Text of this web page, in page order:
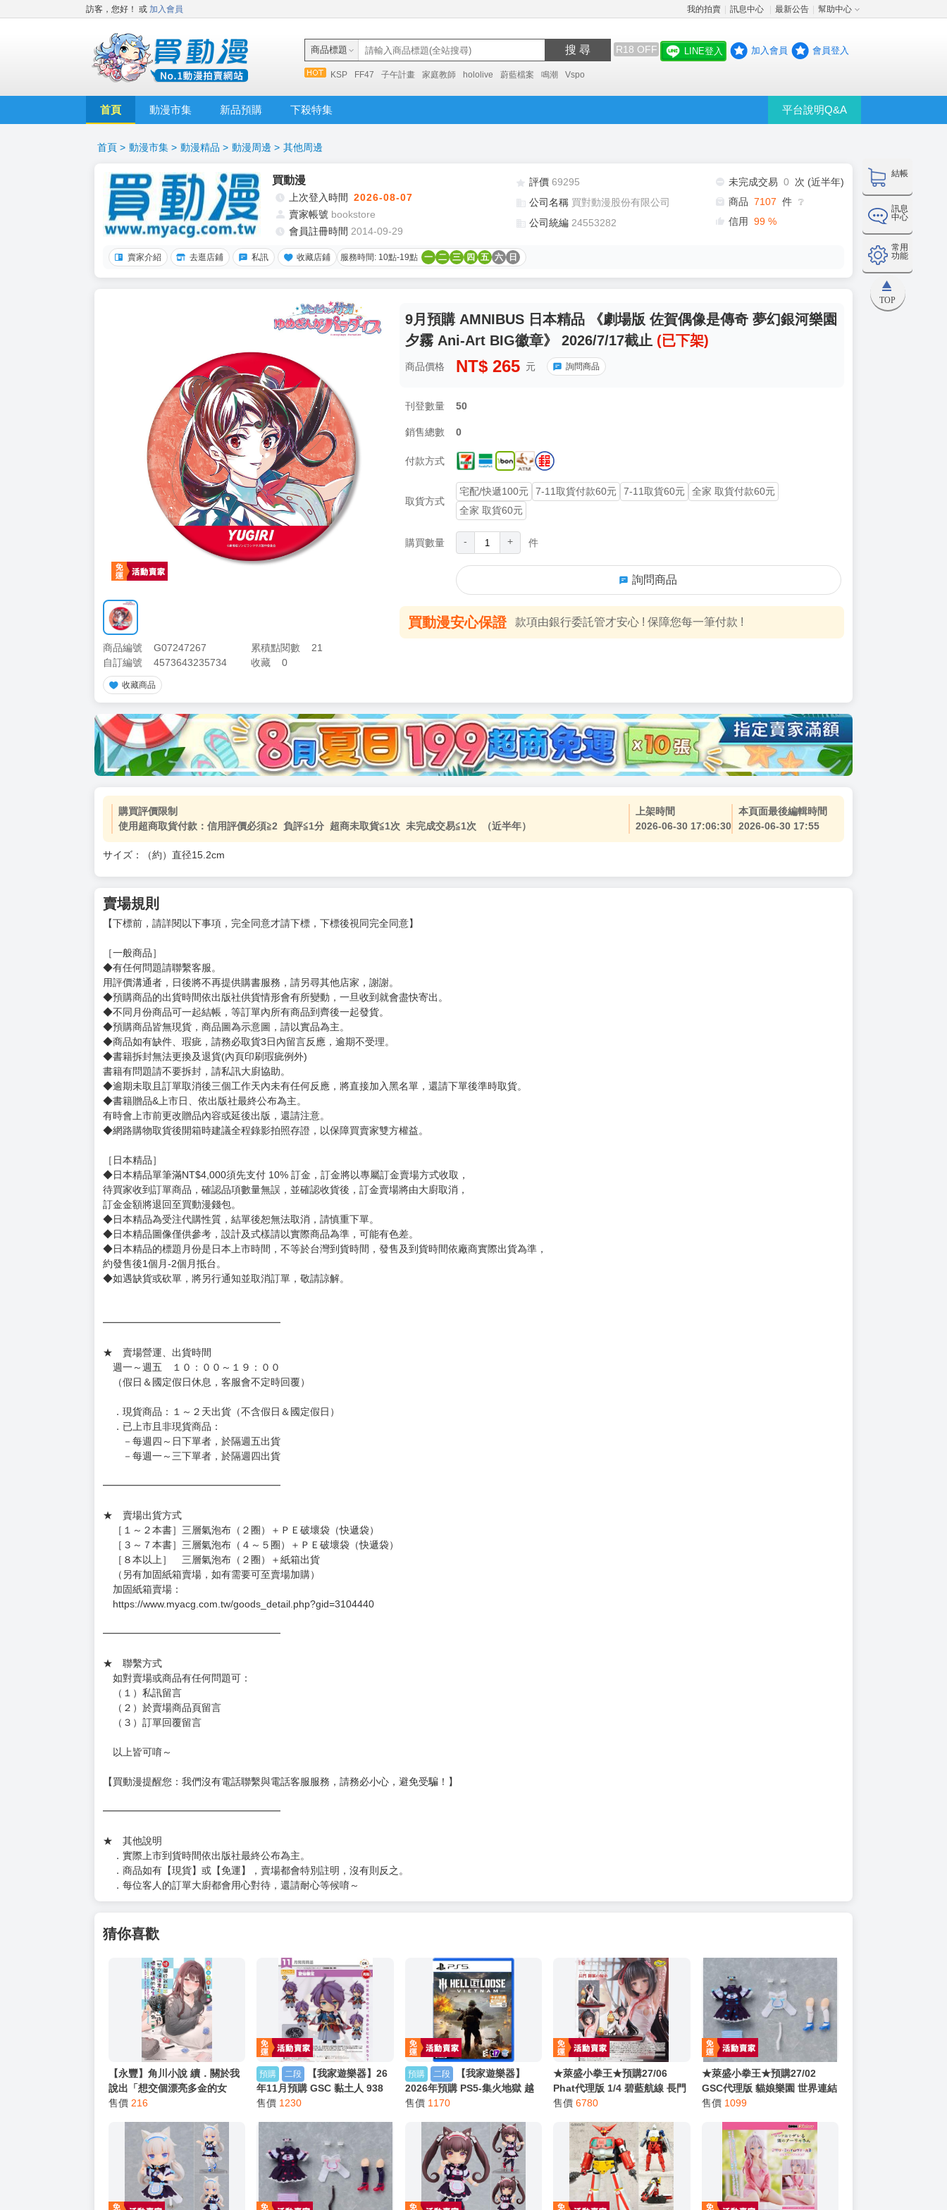
訪客，您好！ 或 加入會員 我的拍賣 訊息中心 最新公告 幫助中心
商品標題 搜 尋 R18 OFF
KSP FF47 子午計畫 家庭教師 hololive 蔚藍檔案 鳴潮 Vspo
LINE登入 加入會員 會員登入
首頁 動漫市集 新品預購 下殺特集 平台說明Q&A
結帳
訊息
中心
常用
功能
TOP
首頁 > 動漫市集 > 動漫精品 > 動漫周邊 > 其他周邊
買動漫
上次登入時間 2026-08-07
賣家帳號 bookstore
會員註冊時間 2014-09-29
評價 69295
公司名稱 買對動漫股份有限公司
公司統編 24553282
未完成交易 0
次 (近半年)
商品 7107 件 ❔
信用 99 %
賣家介紹 去逛店鋪 私訊 收藏店鋪 服務時間: 10點-19點 一 二 三 四 五 六 日
商品編號 G07247267 累積點閱數
21
自訂編號
4573643235734 收藏 0
收藏商品
9月預購 AMNIBUS 日本精品 《劇場版 佐賀偶像是傳奇 夢幻銀河樂園
夕霧 Ani-Art BIG徽章》 2026/7/17截止 (已下架)
商品價格 NT$ 265 元 詢問商品
刊登數量 50
銷售總數 0
付款方式
取貨方式
宅配/快遞100元 7-11取貨付款60元 7-11取貨60元
全家 取貨付款60元
全家 取貨60元
購買數量 - + 件
詢問商品
買動漫安心保證 款項由銀行委託管才安心 ! 保障您每一筆付款 !
購買評價限制
使用超商取貨付款：信用評價必須≧2 負評≦1分 超商未取貨≦1次 未完成交易≦1次 （近半年）
上架時間
2026-06-30 17:06:30
本頁面最後編輯時間
2026-06-30 17:55
サイズ：（約）直径15.2cm
賣場規則
【下標前，請詳閱以下事項，完全同意才請下標，下標後視同完全同意】
［一般商品］
◆有任何問題請聯繫客服。
用評價溝通者，日後將不再提供購書服務，請另尋其他店家，謝謝。
◆預購商品的出貨時間依出版社供貨情形會有所變動，一旦收到就會盡快寄出。
◆不同月份商品可一起結帳，等訂單內所有商品到齊後一起發貨。
◆預購商品皆無現貨，商品圖為示意圖，請以實品為主。
◆商品如有缺件、瑕疵，請務必取貨3日內留言反應，逾期不受理。
◆書籍拆封無法更換及退貨(內頁印刷瑕疵例外)
書籍有問題請不要拆封，請私訊大廚協助。
◆逾期未取且訂單取消後三個工作天內未有任何反應，將直接加入黑名單，還請下單後準時取貨。
◆書籍贈品&上市日、依出版社最終公布為主。
有時會上市前更改贈品內容或延後出版，還請注意。
◆網路購物取貨後開箱時建議全程錄影拍照存證，以保障買賣家雙方權益。
［日本精品］
◆日本精品單筆滿NT$4,000須先支付 10% 訂金，訂金將以專屬訂金賣場方式收取，
待買家收到訂單商品，確認品項數量無誤，並確認收貨後，訂金賣場將由大廚取消，
訂金金額將退回至買動漫錢包。
◆日本精品為受注代購性質，結單後恕無法取消，請慎重下單。
◆日本精品圖像僅供參考，設計及式樣請以實際商品為準，可能有色差。
◆日本精品的標題月份是日本上市時間，不等於台灣到貨時間，發售及到貨時間依廠商實際出貨為準，
約發售後1個月-2個月抵台。
◆如遇缺貨或砍單，將另行通知並取消訂單，敬請諒解。
━━━━━━━━━━━━━━━━━━
★ 賣場營運、出貨時間
週一～週五 １０：００～１９：００
（假日＆國定假日休息，客服會不定時回覆）
．現貨商品：１～２天出貨（不含假日＆國定假日）
．已上市且非現貨商品：
－每週四～日下單者，於隔週五出貨
－每週一～三下單者，於隔週四出貨
━━━━━━━━━━━━━━━━━━
★ 賣場出貨方式
［１～２本書］三層氣泡布（２圈）＋ＰＥ破壞袋（快遞袋）
［３～７本書］三層氣泡布（４～５圈）＋ＰＥ破壞袋（快遞袋）
［８本以上］ 三層氣泡布（２圈）＋紙箱出貨
（另有加固紙箱賣場，如有需要可至賣場加購）
加固紙箱賣場：
https://www.myacg.com.tw/goods_detail.php?gid=3104440
━━━━━━━━━━━━━━━━━━
★ 聯繫方式
如對賣場或商品有任何問題可：
（１）私訊留言
（２）於賣場商品頁留言
（３）訂單回覆留言
以上皆可唷～
【買動漫提醒您：我們沒有電話聯繫與電話客服服務，請務必小心，避免受騙！】
━━━━━━━━━━━━━━━━━━
★ 其他說明
．實際上市到貨時間依出版社最終公布為主。
．商品如有【現貨】或【免運】，賣場都會特別註明，沒有則反之。
．每位客人的訂單大廚都會用心對待，還請耐心等候唷～
猜你喜歡
【永豐】角川小說 續．關於我
說出「想交個漂亮多金的女
友」後，懷有隱情的女生就找
2026/07/22
售價 216
預購 二段
【我家遊樂器】26
年11月預購 GSC 黏土人 938
刀劍亂舞ONLINE 歌仙兼定 再
售價 1230
預購 二段
【我家遊樂器】
2026年預購 PS5-集火地獄 越
南 中文版
售價 1170
★萊盛小拳王★預購27/06
Phat代理版 1/4 碧藍航線 長門
神子的牽心結緣 0816
售價 6780
★萊盛小拳王★預購27/02
GSC代理版 貓娘樂園 世界連結
黏土娃 服裝套組 香草 0816
售價 1099